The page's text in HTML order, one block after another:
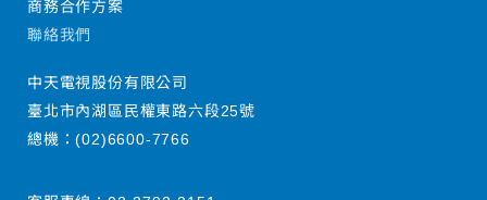
商務合作方案
聯絡我們
中天電視股份有限公司
臺北市內湖區民權東路六段25號
總機：(02)6600-7766